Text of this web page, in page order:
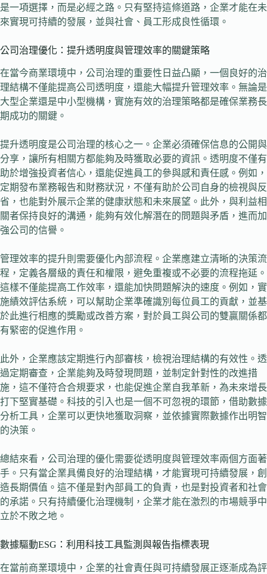
是一項選擇，而是必經之路。只有堅持這條道路，企業才能在未
來實現可持續的發展，並與社會、員工形成良性循環。
公司治理優化：提升透明度與管理效率的關鍵策略
在當今商業環境中，公司治理的重要性日益凸顯，一個良好的治
理結構不僅能提高公司透明度，還能大幅提升管理效率。無論是
大型企業還是中小型機構，實施有效的治理策略都是確保業務長
期成功的關鍵。
提升透明度是公司治理的核心之一。企業必須確保信息的公開與
分享，讓所有相關方都能夠及時獲取必要的資訊。透明度不僅有
助於增強投資者信心，還能促進員工的參與感和責任感。例如，
定期發布業務報告和財務狀況，不僅有助於公司自身的檢視與反
省，也能對外展示企業的健康狀態和未來展望。此外，與利益相
關者保持良好的溝通，能夠有效化解潛在的問題與矛盾，進而加
強公司的信譽。
管理效率的提升則需要優化內部流程。企業應建立清晰的決策流
程，定義各層級的責任和權限，避免重複或不必要的流程拖延。
這樣不僅能提高工作效率，還能加快問題解決的速度。例如，實
施績效評估系統，可以幫助企業準確識別每位員工的貢獻，並基
於此進行相應的獎勵或改善方案，對於員工與公司的雙贏關係都
有緊密的促進作用。
此外，企業應該定期進行內部審核，檢視治理結構的有效性。透
過定期審查，企業能夠及時發現問題，並制定針對性的改進措
施，這不僅符合合規要求，也能促進企業自我革新，為未來增長
打下堅實基礎。科技的引入也是一個不可忽視的環節，借助數據
分析工具，企業可以更快地獲取洞察，並依據實際數據作出明智
的決策。
總結來看，公司治理的優化需要從透明度與管理效率兩個方面著
手。只有當企業具備良好的治理結構，才能實現可持續發展，創
造長期價值。這不僅是對內部員工的負責，也是對投資者和社會
的承諾。只有持續優化治理機制，企業才能在激烈的市場競爭中
立於不敗之地。
數據驅動ESG：利用科技工具監測與報告指標表現
在當前商業環境中，企業的社會責任與可持續發展正逐漸成為評